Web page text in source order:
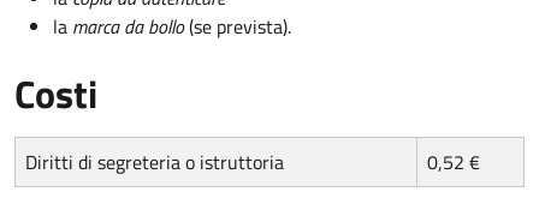
la marca da bollo(se prevista).
Costi
Diritti di segreteria o istruttoria 0,52 €